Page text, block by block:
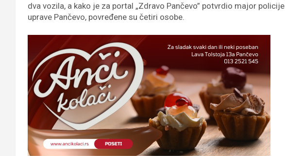
dva vozila, a kako je za portal „Zdravo Pančevo” potvrdio major policije
uprave Pančevo, povređene su četiri osobe.